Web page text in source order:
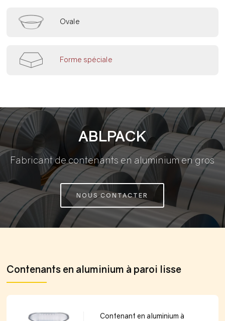
Ovale
Forme spéciale
ABLPACK
Fabricant de contenants en aluminium en gros
NOUS CONTACTER
Contenants en aluminium à paroi lisse
Contenant en aluminium à